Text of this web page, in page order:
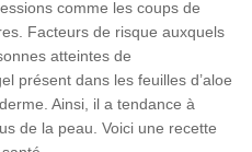
comme les coups de
Facteurs de risque auxquels
atteintes de
présent dans les feuilles d’aloe
Ainsi, il a tendance à
de la peau. Voici une recette